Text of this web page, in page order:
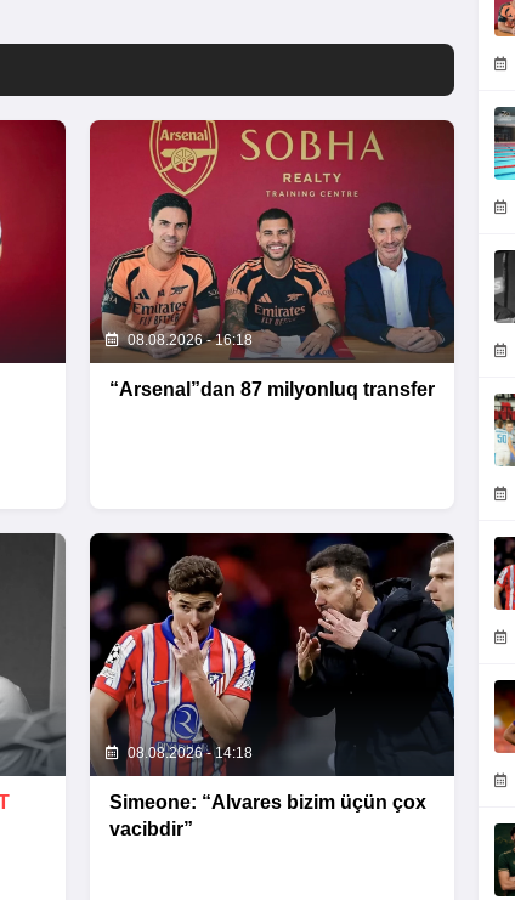
08.08.2026 - 16:18
“Arsenal”dan 87 milyonluq transfer
08.08.2026 - 14:18
Simeone: “Alvares bizim üçün çox
vacibdir”